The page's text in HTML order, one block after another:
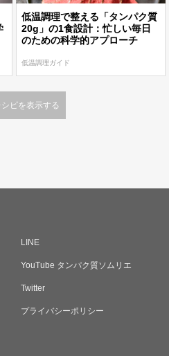
低温調理で整える「タンパク質
20g」の1食設計：忙しい毎日
のための科学的アプローチ
低温調理ガイド
ピを表示する
LINE
YouTube タンパク質ソムリエ
Twitter
プライバシーポリシー